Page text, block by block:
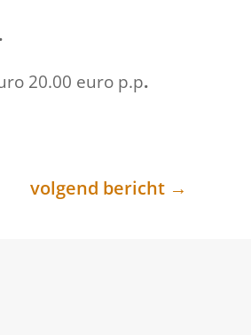
20.00 euro p.p.
volgend bericht →